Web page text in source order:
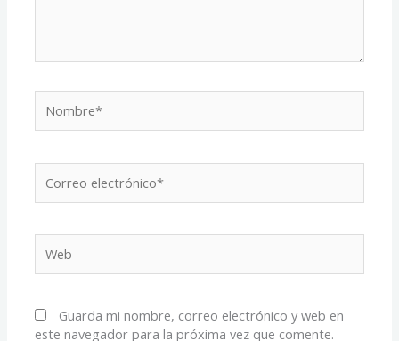
electrónico*
Guarda mi nombre, correo electrónico y web en
este navegador para la próxima vez que comente.